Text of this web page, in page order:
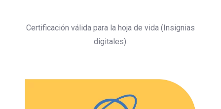
Certificación válida para la hoja de vida (Insignias
digitales).